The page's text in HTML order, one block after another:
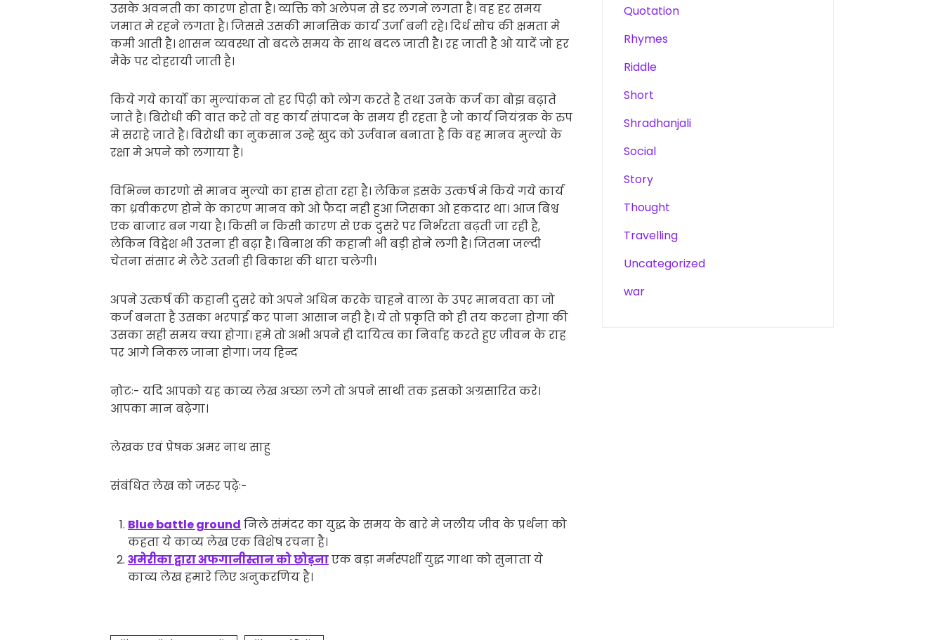
उसके अवनती का कारण होता है। व्यक्ति को अलेपन से डर लगने लगता है। वह हर समय
जमात मे रहने लगता है। जिससे उसकी मानसिक कार्य उर्जा बनी रहे। दिर्ध सोच की क्षमता मे
कमी आती है। शासन व्यवस्था तो बदले समय के साथ बदल जाती है। रह जाती है ओ यादें जो हर
मैके पर दोहरायी जाती है।
किये गये कार्यो का मुल्यांकन तो हर पिढ़ी को लोग करते है तथा उनके कर्ज का बोझ बढ़ाते
जाते है। बिरोधी की वात करे तो वह कार्य संपादन के समय ही रहता है जो कार्य नियंत्रक के रुप
मे सराहे जाते है। विरोधी का नुकसान उन्हे खुद को उर्जवान बनाता है कि वह मानव मुल्यो के
रक्षा मे अपने को लगाया है।
विभिन्न कारणो से मानव मुल्यो का हास होता रहा है। लेकिन इसके उत्कर्ष मे किये गये कार्य
का ध्रवीकरण होने के कारण मानव को ओ फैदा नही हुआ जिसका ओ हकदार था। आज बिश्व
एक बाजार बन गया है। किसी न किसी कारण से एक दुसरे पर निर्भरता बढ़ती जा रही है,
लेकिन विद्वेश भी उतना ही बढ़ा है। बिनाश की कहानी भी बड़ी होने लगी है। जितना जल्दी
चेतना संसार मे लैटे उतनी ही बिकाश की धारा चलेगी।
अपने उत्कर्ष की कहानी दुसरे को अपने अधिन करके चाहने वाला के उपर मानवता का जो
कर्ज बनता है उसका भरपाई कर पाना आसान नही है। ये तो प्रकृति को ही तय करना होगा की
उसका सही समय क्या होगा। हमे तो अभी अपने ही दायित्व का निर्वाह करते हुए जीवन के राह
पर आगे निकल जाना होगा। जय हिन्द
ऩोटः- यदि आपको यह काव्य लेख अच्छा लगे तो अपने साथी तक इसको अग्रसारित करे।
आपका मान बढ़ेगा।
लेखक एवं प्रेषक अमर नाथ साहु
संबंधित लेख को जरुर पढ़ेः-
Blue battle ground निले संमंदर का युद्ध के समय के बारे मे जलीय जीव के प्रर्थना को
कहता ये काव्य लेख एक बिशेष रचना है।
अमेरीका द्वारा अफगानीस्तान को छोड़नाएक बड़ा मर्मस्पर्शी युद्ध गाथा को सुनाता ये
काव्य लेख हमारे लिए अनुकरणिय है।
Quotation
Rhymes
Riddle
Short
Shradhanjali
Social
Story
Thought
Travelling
Uncategorized
war